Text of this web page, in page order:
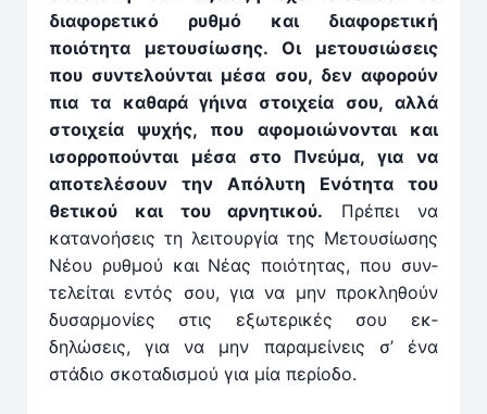
διαφορετικό ρυθμό και διαφορετική
ποιότητα μετουσίωσης. Οι μετου­σιώσεις
που συν­τελούν­ται μέσα σου, δεν αφορούν
πια τα καθαρά γήινα στοιχεία σου, αλ­λά
στοιχεία ψυχής, που αφομοιώνον­ται και
ισορ­ροπούν­ται μέσα στο Πνεύμα, για να
αποτελέσουν την Απόλυτη Ενότητα του
θετικού και του αρ­νητικού. Πρέπει να
κατανοήσεις τη λειτουρ­γία της Με­τουσίωσης
Νέου ρυθμού και Νέας ποιότητας, που συν­
τελείται εν­τός σου, για να μην προκληθούν
δυσαρ­μονίες στις εξωτερικές σου εκ­
δηλώσεις, για να μην παραμείνεις σ’ ένα
στάδιο σκοταδισμού για μία περίοδο.